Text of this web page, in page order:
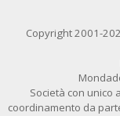
Copyright 2001-
Società con unico
coordinamento da